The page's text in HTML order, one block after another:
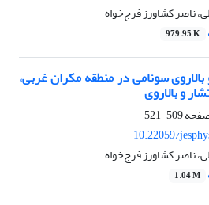
ناصر کشاورز فرج‌خواه
979.95 K
سونامی در منطقه مکران غربی،
و بالاروی
509-521
10.22059/
ناصر کشاورز فرج‌خواه
1.04 M